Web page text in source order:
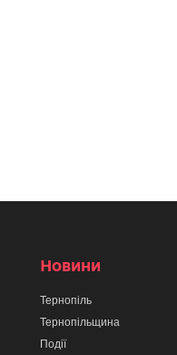
Новини
Тернопіль
Тернопільщина
Події